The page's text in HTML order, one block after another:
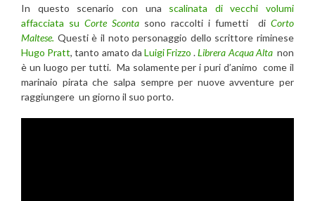
In questo scenario con una scalinata di vecchi volumi
affacciata su Corte Sconta sono raccolti i fumetti di Corto
Maltese. Questi è il noto personaggio dello scrittore riminese
Hugo Pratt, tanto amato da Luigi Frizzo .Librera Acqua Altanon
è un luogo per tutti. Ma solamente per i puri d’animo come il
marinaio pirata che salpa sempre per nuove avventure per
raggiungere un giorno il suo porto.